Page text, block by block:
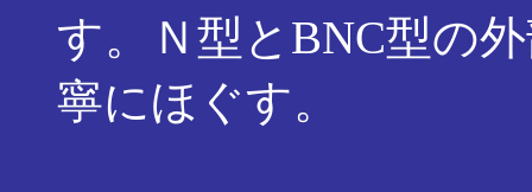
す。Ｎ型とBNC型の
寧にほぐす。